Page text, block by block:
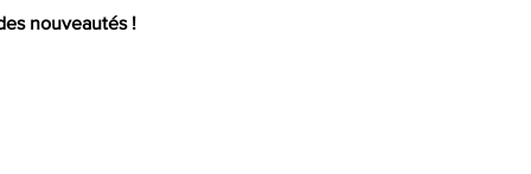
nouveautés !